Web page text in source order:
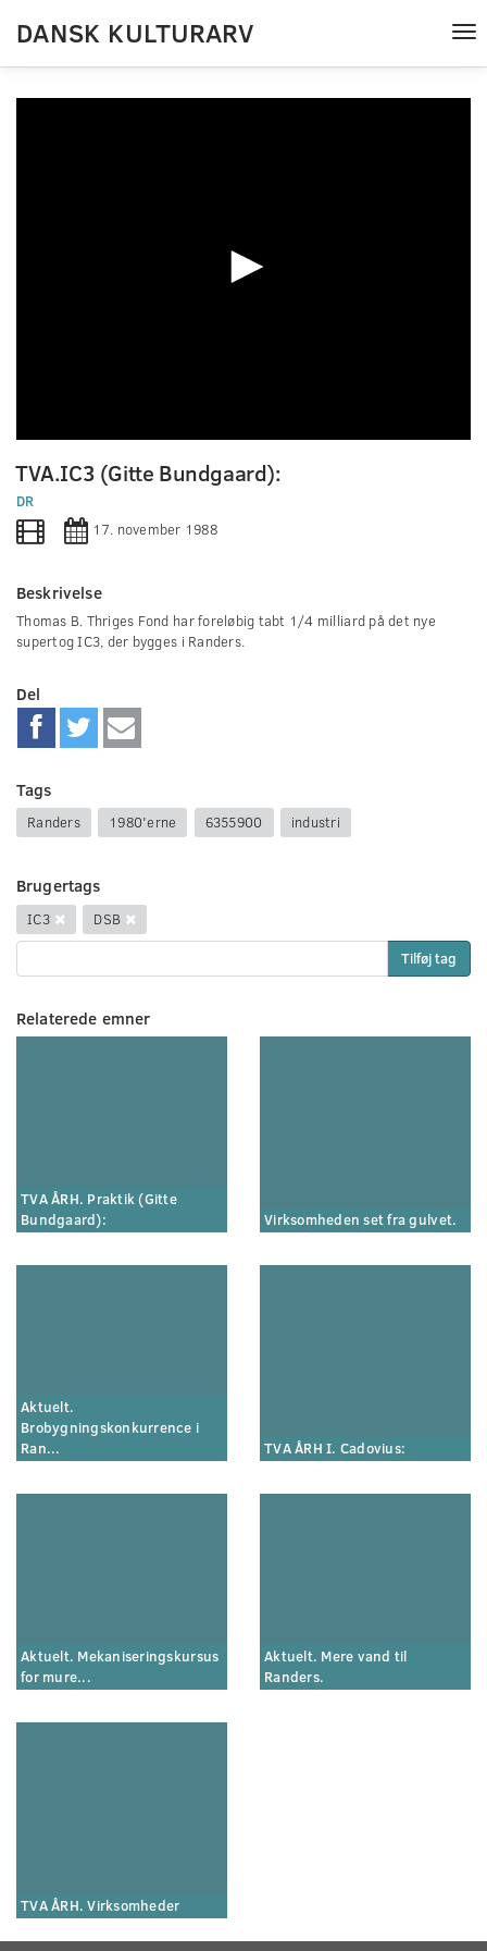
DANSK KULTURARV
seconds
of
0
seconds
TVA.IC3 (Gitte Bundgaard):
DR
17. november 1988
Beskrivelse
Thomas B. Thriges Fond har foreløbig tabt 1/4 milliard på det nye
supertog IC3, der bygges i Randers.
Del
Tags
Randers 1980'erne 6355900 industri
Brugertags
IC3
DSB
Tilføj tag
Relaterede emner
TVA ÅRH. Praktik (Gitte
Bundgaard):
Virksomheden set fra gulvet.
Aktuelt.
Brobygningskonkurrence i
Ran...
TVA ÅRH I. Cadovius:
Aktuelt. Mekaniseringskursus
for mure...
Aktuelt. Mere vand til
Randers.
TVA ÅRH. Virksomheder